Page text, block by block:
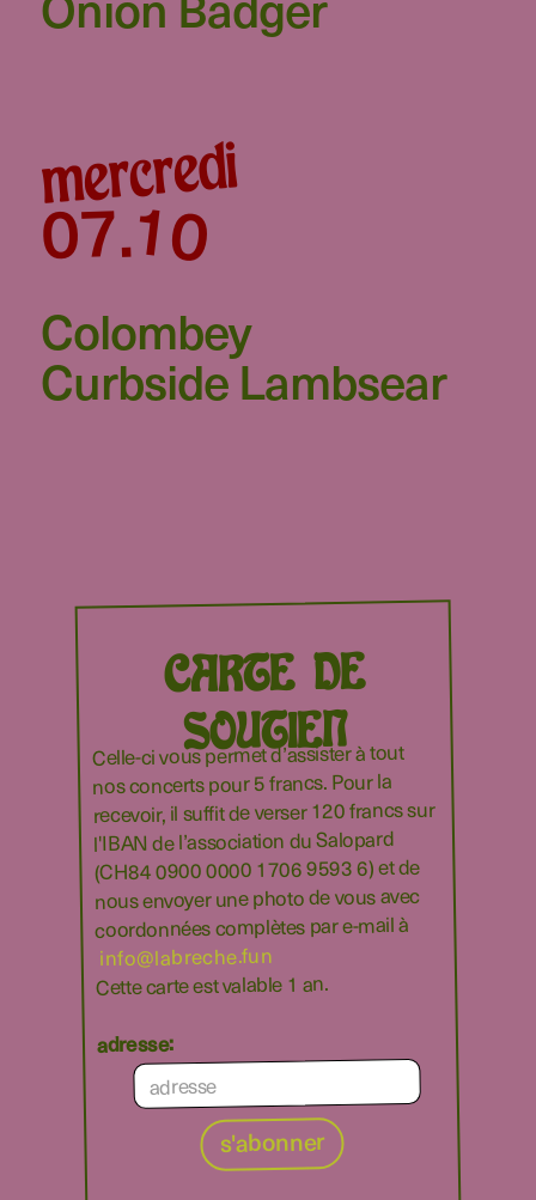
mercredi
10
.
07
Colombey
Curbside Lambsear
CARTE DE
SOUTIEN
Celle-ci vous permet d’assister à tout
nos concerts pour 5 francs. Pour la
recevoir, il suffit de verser 120 francs sur
l'IBAN de l’association du Salopard
(CH84 0900 0000 1706 9593 6) et de
nous envoyer une photo de vous avec
coordonnées complètes par e-mail à
info@labreche.fun
Cette carte est valable 1 an.
adresse: